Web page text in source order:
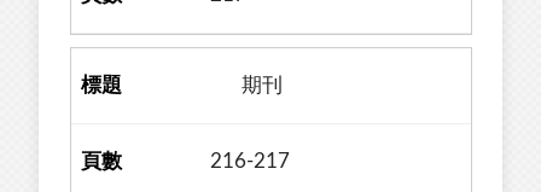
期刊
216-217